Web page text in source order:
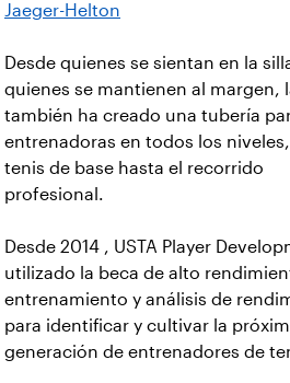
Jaeger-Helton
Desde quienes se sientan en la
quienes se mantienen al margen,
también ha creado una tubería
entrenadoras en todos los niveles,
tenis de base hasta el recorrido
profesional.
Desde 2014 , USTA Player
utilizado la beca de alto
entrenamiento y análisis de
para identificar y cultivar la
generación de entrenadores de